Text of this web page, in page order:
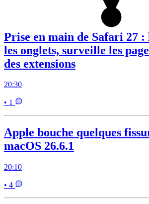
Prise en main de Safari 27 :
les onglets, surveille les
des extensions
20:30
• 1
Apple bouche quelques
macOS 26.6.1
20:10
• 4